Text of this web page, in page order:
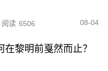
阅读 6506 08-04
黎明前戛然而止？